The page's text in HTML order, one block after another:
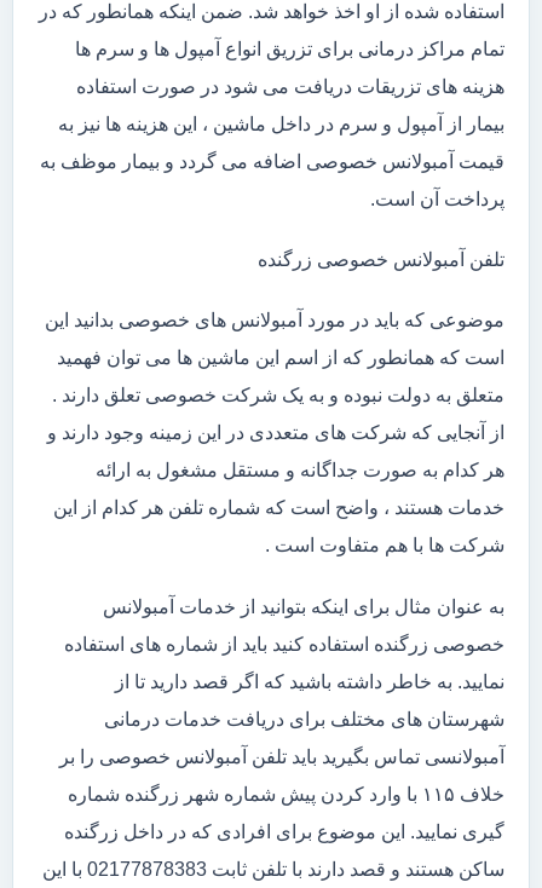
استفاده شده از او اخذ خواهد شد. ضمن اینکه همانطور که در
تمام مراکز درمانی برای تزریق انواع آمپول ها و سرم ها
هزینه های تزریقات دریافت می شود در صورت استفاده
بیمار از آمپول و سرم در داخل ماشین ، این هزینه ها نیز به
قیمت آمبولانس خصوصی اضافه می گردد و بیمار موظف به
پرداخت آن است.
تلفن آمبولانس خصوصی زرگنده
موضوعی که باید در مورد آمبولانس های خصوصی بدانید این
است که همانطور که از اسم این ماشین ها می توان فهمید
متعلق به دولت نبوده و به یک شرکت خصوصی تعلق دارند .
از آنجایی که شرکت های متعددی در این زمینه وجود دارند و
هر کدام به صورت جداگانه و مستقل مشغول به ارائه
خدمات هستند ، واضح است که شماره تلفن هر کدام از این
شرکت ها با هم متفاوت است .
به عنوان مثال برای اینکه بتوانید از خدمات آمبولانس
خصوصی زرگنده استفاده کنید باید از شماره های استفاده
نمایید. به خاطر داشته باشید که اگر قصد دارید تا از
شهرستان های مختلف برای دریافت خدمات درمانی
آمبولانسی تماس بگیرید باید تلفن آمبولانس خصوصی را بر
خلاف ۱۱۵ با وارد کردن پیش شماره شهر زرگنده شماره
گیری نمایید. این موضوع برای افرادی که در داخل زرگنده
ساکن هستند و قصد دارند با تلفن ثابت 02177878383 با این